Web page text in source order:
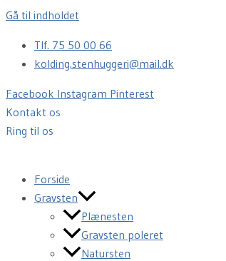
Gå til indholdet
Tlf. 75 50 00 66
kolding.stenhuggeri@mail.dk
Facebook Instagram Pinterest
Kontakt os
Ring til os
Forside
Gravsten
Plænesten
Gravsten poleret
Natursten